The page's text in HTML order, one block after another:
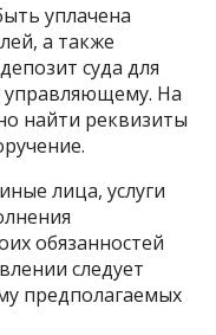
уплачена
а также
суда для
управляющему. На
найти реквизиты
лица, услуги
обязанностей
следует
предполагаемых